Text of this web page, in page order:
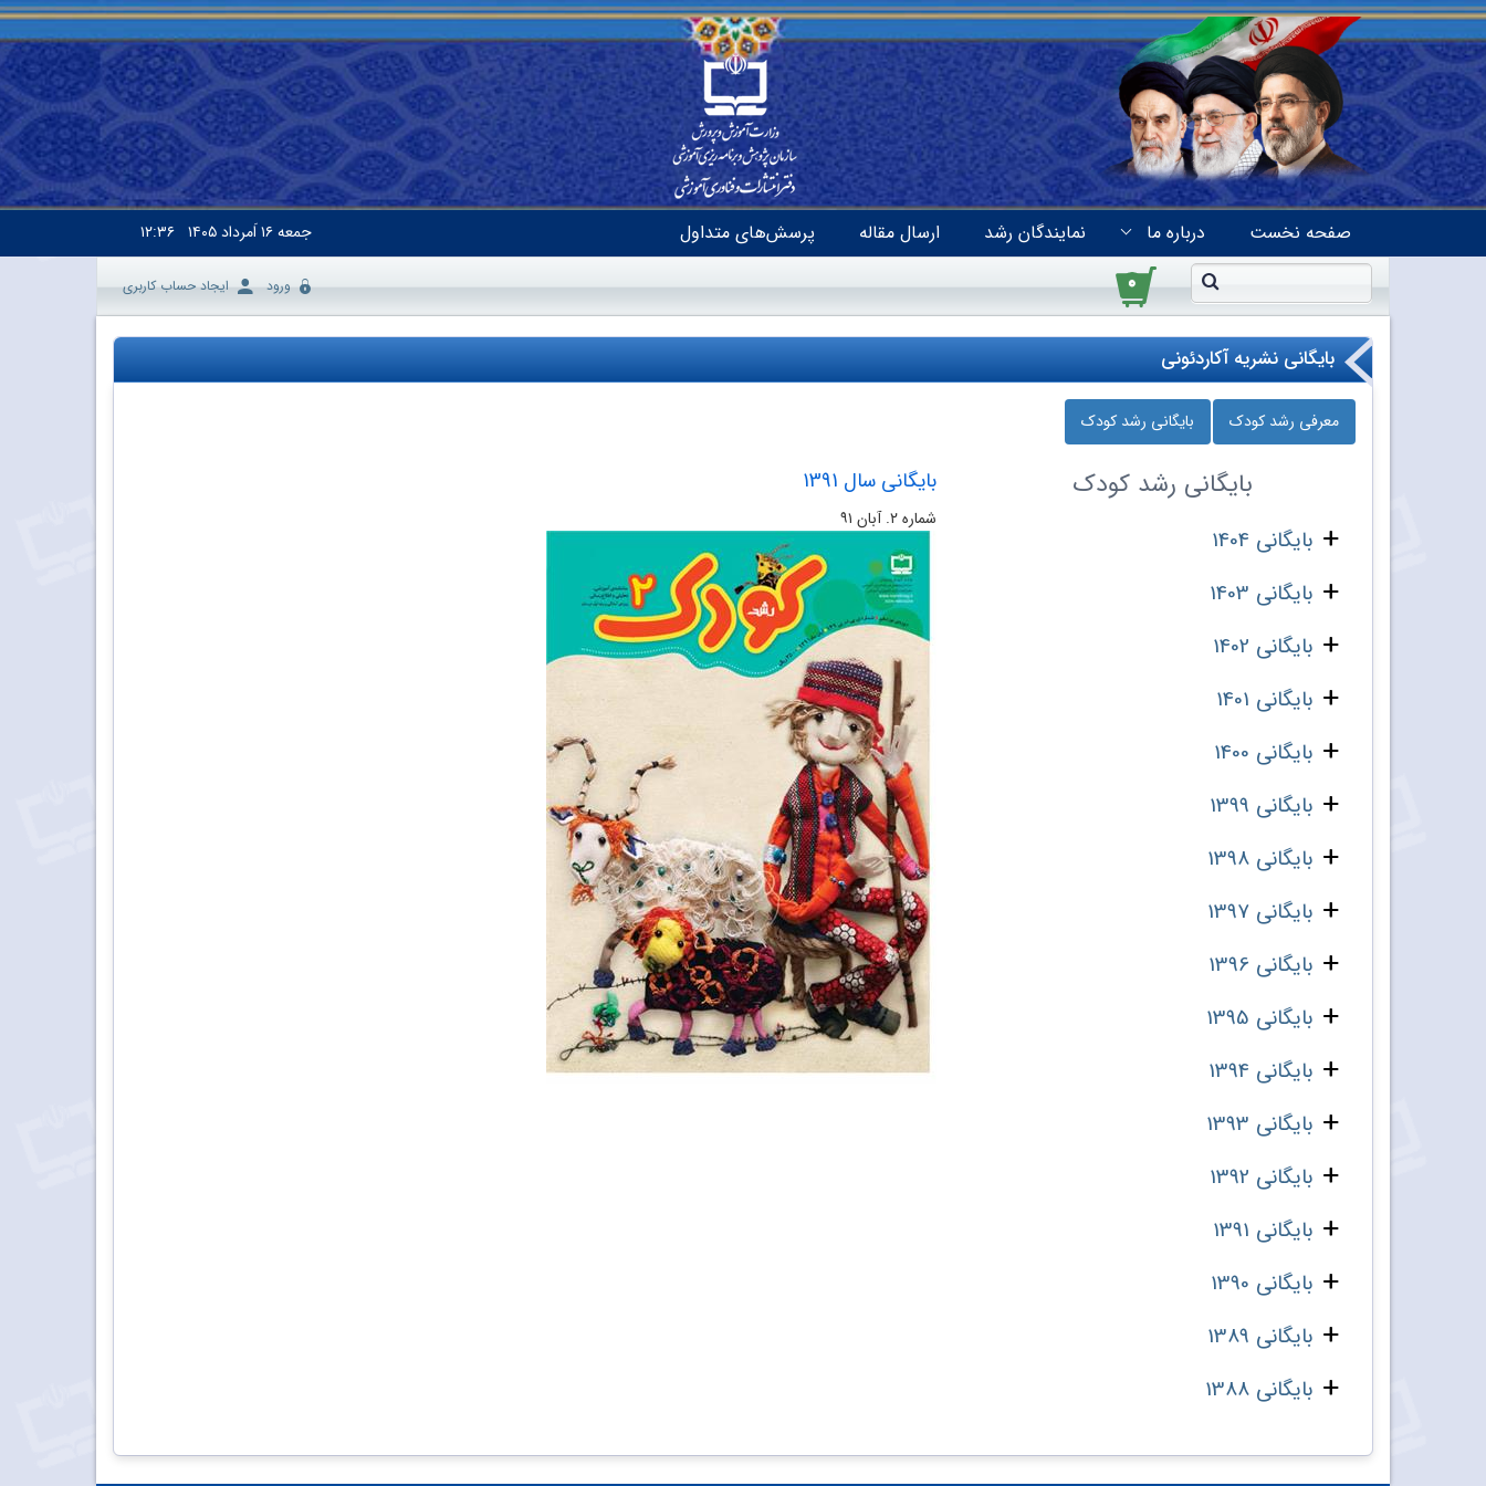
صفحه نخست درباره ما نمایندگان رشد ارسال مقاله پرسش‌های متداول جمعه۱۶ اَمرداد ۱۴۰۵ ۱۲:۳۶
۰ ورود ایجاد حساب کاربری
بایگانی نشریه آکاردئونی
معرفی رشد کودک بایگانی رشد کودک
بایگانی رشد کودک
بایگانی 1404
بایگانی 1403
بایگانی 1402
بایگانی 1401
بایگانی 1400
بایگانی 1399
بایگانی 1398
بایگانی 1397
بایگانی 1396
بایگانی 1395
بایگانی 1394
بایگانی 1393
بایگانی 1392
بایگانی 1391
بایگانی 1390
بایگانی 1389
بایگانی 1388
بایگانی سال 1391
شماره ۲. آبان ۹۱